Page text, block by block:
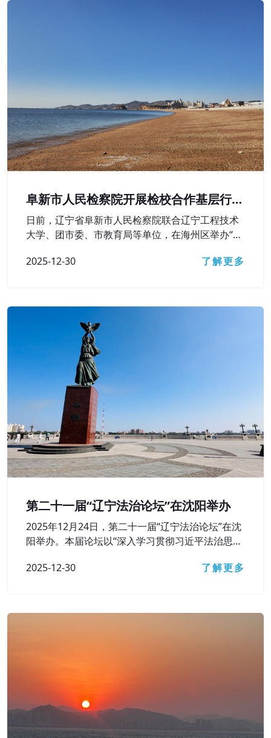
阜新市人民检察院开展检校合作基层行活
动
日前，辽宁省阜新市人民检察院联合辽宁工程技术
大学、团市委、市教育局等单位，在海州区举办“弘
动，深入学习贯彻习近平法治思想，检校合作向基
2025-12-30 了解更多
第二十一届“辽宁法治论坛”在沈阳举办
2025年12月24日，第二十一届“辽宁法治论坛”在沈
阳举办。本届论坛以“深入学习贯彻习近平法治思
2025-12-30
了解更多